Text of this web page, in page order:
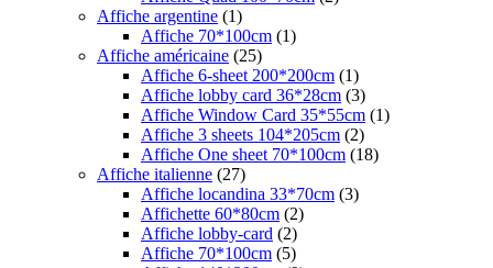
Affiche argentine (1)
Affiche 70*100cm (1)
Affiche américaine (25)
Affiche 6-sheet 200*200cm (1)
Affiche lobby card 36*28cm (3)
Affiche Window Card 35*55cm (1)
Affiche 3 sheets 104*205cm (2)
Affiche One sheet 70*100cm (18)
Affiche italienne (27)
Affiche locandina 33*70cm (3)
Affichette 60*80cm (2)
Affiche lobby-card (2)
Affiche 70*100cm (5)